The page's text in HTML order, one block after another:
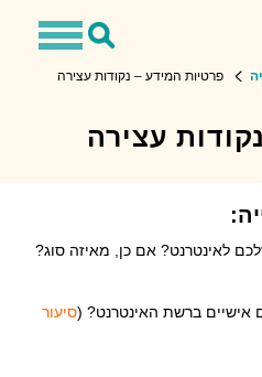
Toggle
Toggle
פרטיות המידע – נקודות עצירה
עצירה
לאינטרנט? אם כן, מאיזה סוג?
ברשת האינטרנט? (סיעור